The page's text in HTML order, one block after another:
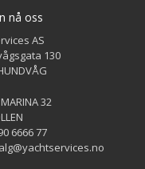
nå oss
AS
130
32
6666 77